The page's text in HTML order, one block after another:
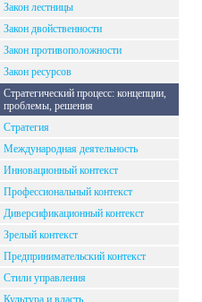
Закон лестницы
Закон двойственности
Закон противоположности
Закон ресурсов
Стратегический процесс: концепции,
проблемы, решения
Стратегия
Международная деятельность
Инновационный контекст
Профессиональный контекст
Диверсификационный контекст
Зрелый контекст
Предпринимательский контекст
Стили управления
Культура и власть